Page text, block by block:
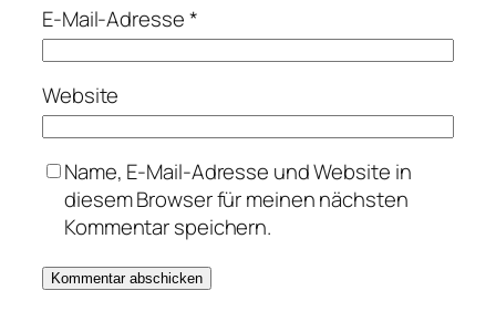
E-Mail-Adresse*
Website
Name, E-Mail-Adresse und Website in
diesem Browser für meinen nächsten
Kommentar speichern.